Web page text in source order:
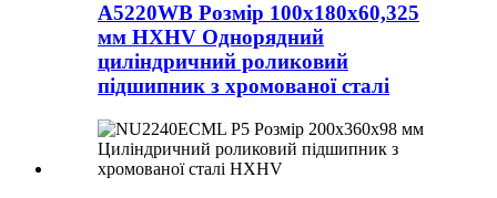
A5220WB Розмір 100x180x60,325
мм HXHV Однорядний
циліндричний роликовий
підшипник з хромованої сталі